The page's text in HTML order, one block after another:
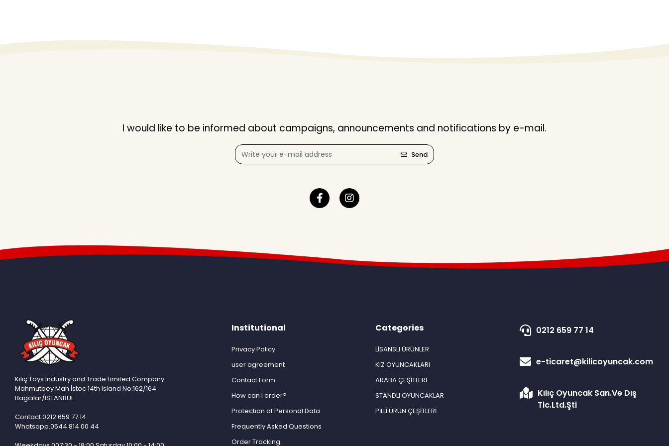
CEREN
DILAVER
DOLU
DUMANTOYS
EGEMEN
EMENGEN OYUNCAK
EMG
I would like to be informed about campaigns, announcements and notifications by e-mail.
Send
Kılıç Toys Industry and Trade Limited Company
Mahmutbey Mah.İstoc 14th Island No:162/164
Bagcilar/ISTANBUL
Contact.0212 659 77 14
Whatsapp.0544 814 00 44
Institutional
Privacy Policy
user agreement
Contact Form
How can I order?
Protection of Personal Data
Frequently Asked Questions
Order Tracking
Categories
LİSANSLI ÜRÜNLER
KIZ OYUNCAKLARI
ARABA ÇEŞİTLERİ
STANDLI OYUNCAKLAR
PİLLİ ÜRÜN ÇEŞİTLERİ
0212 659 77 14
e-ticaret@kilicoyuncak.com
Kılıç Oyuncak San.Ve Dış
Tic.Ltd.Şti